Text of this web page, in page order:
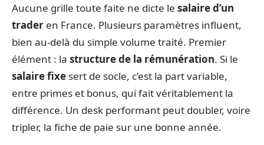
Aucune grille toute faite ne dicte le salaire d’un
trader en France. Plusieurs paramètres influent,
bien au-delà du simple volume traité. Premier
élément : la structure de la rémunération. Si le
salaire fixe sert de socle, c’est la part variable,
entre primes et bonus, qui fait véritablement la
différence. Un desk performant peut doubler, voire
tripler, la fiche de paie sur une bonne année.